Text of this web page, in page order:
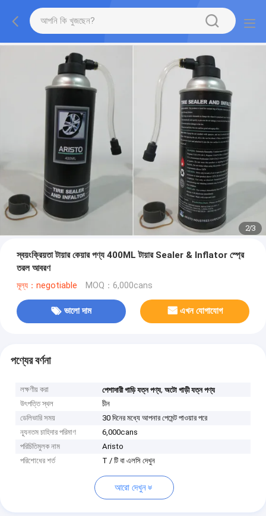
2/3
স্বয়ংক্রিয়তা টায়ার কেয়ার পণ্য 400ML টায়ার Sealer & Inflator স্প্রে
তরল আবরণ
মূল্য：negotiable MOQ：6,000cans
ভালো দাম এখন যোগাযোগ
পণ্যের বর্ণনা
লক্ষণীয় করা পেশাদারী গাড়ি যত্ন পণ্য,অটো গাড়ী যত্ন পণ্য
উৎপত্তি স্থল
চীন
ডেলিভারি সময়
30 দিনের মধ্যে আপনার পেমেন্ট পাওয়ার পরে
ন্যূনতম চাহিদার পরিমাণ
6,000cans
পরিচিতিমুলক নাম
Aristo
পরিশোধের শর্ত
T / টি বা এলসি দেখুন
আরো দেখুন